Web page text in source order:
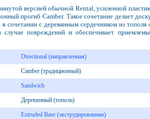
версией обычной Rental, усиленной
прогиб Camber. Такое сочетание делает
сочетании с деревянным сердечником из
случае повреждений и обеспечивает
Directional (направленная)
Camber (традиционный)
Sandwich
Деревянный (тополь)
Extruded Base (экструдированная)